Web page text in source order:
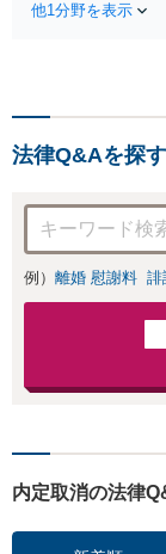
他1分野を表示
法律Q&Aを探す
例） 離婚 慰謝料 誹
内定取消の法律